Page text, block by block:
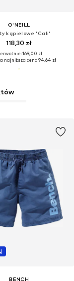
O'NEILL
kąpielowe 'Cali'
118,30 zł
169,00 zł
najniższa cena:94,64 zł
BENCH